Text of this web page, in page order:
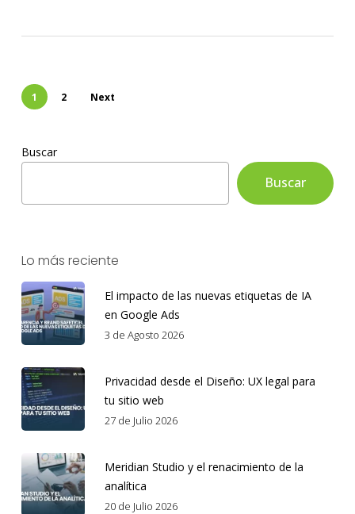
1 2 Next
Buscar
Buscar
Lo más reciente
El impacto de las nuevas etiquetas de IA
en Google Ads
3 de Agosto 2026
Privacidad desde el Diseño: UX legal para
tu sitio web
27 de Julio 2026
Meridian Studio y el renacimiento de la
analítica
20 de Julio 2026